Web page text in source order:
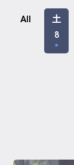
インスト
FAQ / お
All
土
8